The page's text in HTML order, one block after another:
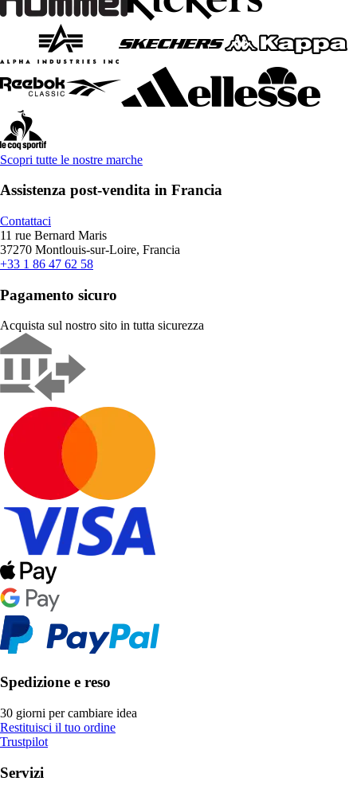
Scopri tutte le nostre marche
Assistenza post-vendita in Francia
Contattaci
11 rue Bernard Maris
37270 Montlouis-sur-Loire, Francia
+33 1 86 47 62 58
Pagamento sicuro
Acquista sul nostro sito in tutta sicurezza
Spedizione e reso
30 giorni per cambiare idea
Restituisci il tuo ordine
Trustpilot
Servizi